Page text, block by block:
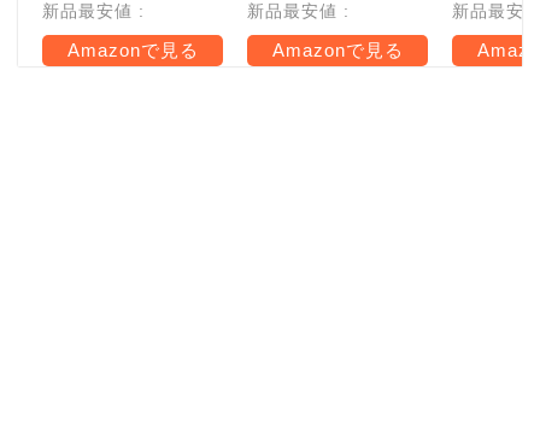
新品最安値 :
Amazonで見る
新品最安値 :
Amazonで見る
新品最安